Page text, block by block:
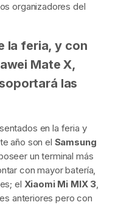
organizadores del
la feria, y con
Mate X,
las
en la feria y
año son el Samsung
un terminal más
con mayor batería,
el Xiaomi Mi MIX 3,
anteriores pero con